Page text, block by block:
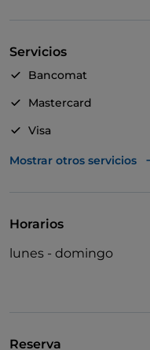
Servicios
Bancomat
Mastercard
Visa
Acceso para inválidos
Mostrar otros servicios
Horarios
lunes - domingo
Reserva